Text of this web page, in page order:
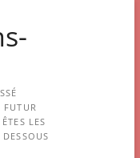
FUTUR
LES